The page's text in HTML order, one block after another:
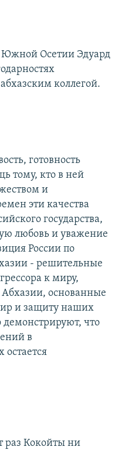
Осетии Эдуард
коллегой.
готовность
тому, кто в ней
и
эти качества
государства,
любовь и уважение
России по
- решительные
к миру,
основанные
и защиту наших
демонстрируют, что
в
раз Кокойты ни